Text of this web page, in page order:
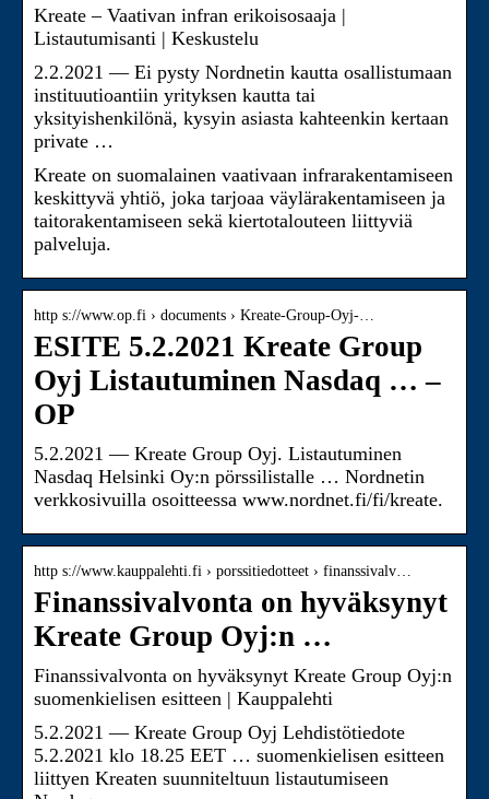
Kreate – Vaativan infran erikoisosaaja |
Listautumisanti | Keskustelu
2.2.2021 — Ei pysty Nordnetin kautta osallistumaan
instituutioantiin yrityksen kautta tai
yksityishenkilönä, kysyin asiasta kahteenkin kertaan
private …
Kreate on suomalainen vaativaan infrarakentamiseen
keskittyvä yhtiö, joka tarjoaa väylärakentamiseen ja
taitorakentamiseen sekä kiertotalouteen liittyviä
palveluja.
http s://www.op.fi › documents › Kreate-Group-Oyj-…
ESITE 5.2.2021 Kreate Group
Oyj Listautuminen Nasdaq … –
OP
5.2.2021 — Kreate Group Oyj. Listautuminen
Nasdaq Helsinki Oy:n pörssilistalle … Nordnetin
verkkosivuilla osoitteessa www.nordnet.fi/fi/kreate.
http s://www.kauppalehti.fi › porssitiedotteet › finanssivalv…
Finanssivalvonta on hyväksynyt
Kreate Group Oyj:n …
Finanssivalvonta on hyväksynyt Kreate Group Oyj:n
suomenkielisen esitteen | Kauppalehti
5.2.2021 — Kreate Group Oyj Lehdistötiedote
5.2.2021 klo 18.25 EET … suomenkielisen esitteen
liittyen Kreaten suunniteltuun listautumiseen